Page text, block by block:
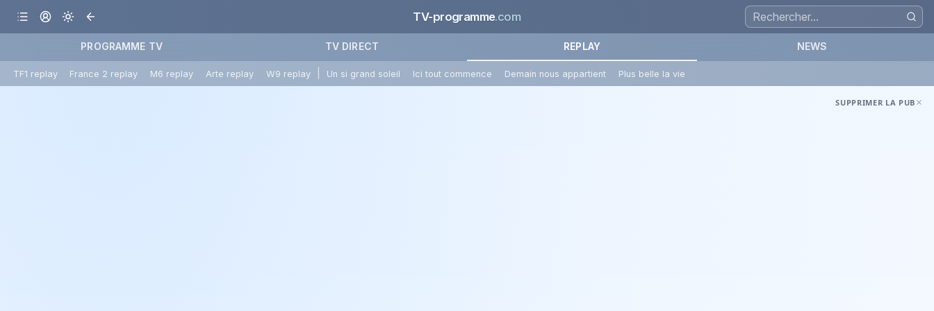
TV-programme.com
PROGRAMME TV TV DIRECT REPLAY NEWS
TF1 replay France 2 replay M6 replay Arte replay W9 replay Un si grand soleil Ici tout commence Demain nous appartient Plus belle la vie
SUPPRIMER LA PUB